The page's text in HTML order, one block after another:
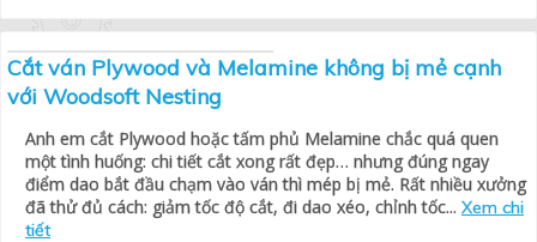
Cắt ván Plywood và Melamine không bị mẻ cạnh
với Woodsoft Nesting
Anh em cắt Plywood hoặc tấm phủ Melamine chắc quá quen
một tình huống: chi tiết cắt xong rất đẹp… nhưng đúng ngay
điểm dao bắt đầu chạm vào ván thì mép bị mẻ. Rất nhiều xưởng
đã thử đủ cách: giảm tốc độ cắt, đi dao xéo, chỉnh tốc... Xem chi
tiết